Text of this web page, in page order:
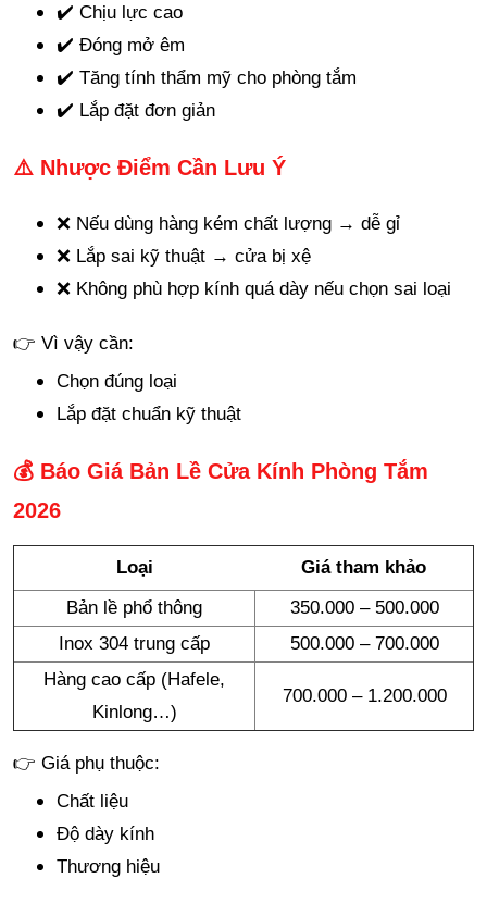
✔️ Chịu lực cao
✔️ Đóng mở êm
✔️ Tăng tính thẩm mỹ cho phòng tắm
✔️ Lắp đặt đơn giản
⚠️ Nhược Điểm Cần Lưu Ý
❌ Nếu dùng hàng kém chất lượng → dễ gỉ
❌ Lắp sai kỹ thuật → cửa bị xệ
❌ Không phù hợp kính quá dày nếu chọn sai loại
👉 Vì vậy cần:
Chọn đúng loại
Lắp đặt chuẩn kỹ thuật
💰 Báo Giá Bản Lề Cửa Kính Phòng Tắm
2026
Loại
Giá tham khảo
Bản lề phổ thông
350.000 – 500.000
Inox 304 trung cấp
500.000 – 700.000
Hàng cao cấp (Hafele,
Kinlong…)
700.000 – 1.200.000
👉 Giá phụ thuộc:
Chất liệu
Độ dày kính
Thương hiệu